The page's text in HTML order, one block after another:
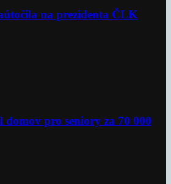
na prezidenta ČLK
pro seniory za 70 000